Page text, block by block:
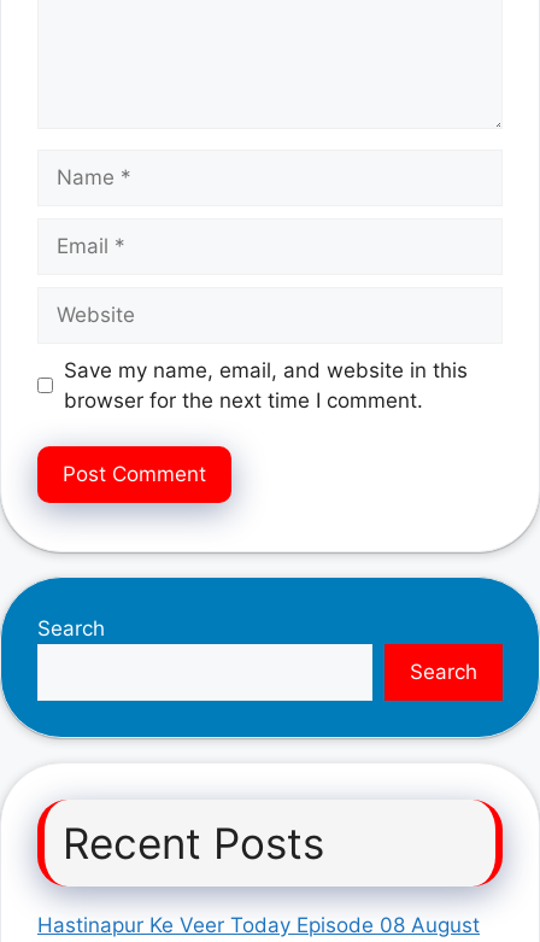
Save my name, email, and website in this
browser for the next time I comment.
Search
Search
Recent Posts
Hastinapur Ke Veer Today Episode 08 August